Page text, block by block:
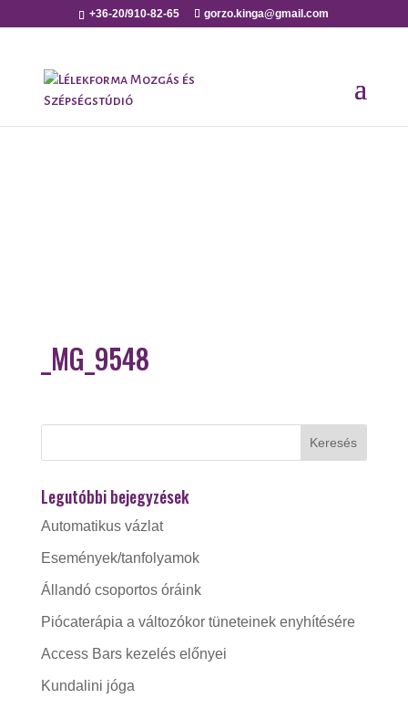
+36-20/910-82-65 gorzo.kinga@gmail.com
_MG_9548
Legutóbbi bejegyzések
Automatikus vázlat
Események/tanfolyamok
Állandó csoportos óráink
Piócaterápia a változókor tüneteinek enyhítésére
Access Bars kezelés előnyei
Kundalini jóga